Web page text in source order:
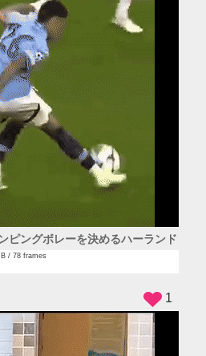
ピングボレーを決めるハーランド
/ 78 frames
1